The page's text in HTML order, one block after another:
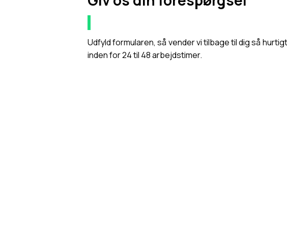
Udfyld formularen, så vender vi tilbage til dig så
inden for 24 til 48 arbejdstimer.